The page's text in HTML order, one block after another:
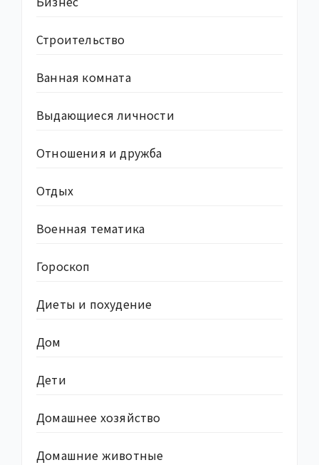
Строительство
Ванная комната
Выдающиеся личности
Отношения и дружба
Отдых
Военная тематика
Гороскоп
Диеты и похудение
Дом
Дети
Домашнее хозяйство
Домашние животные